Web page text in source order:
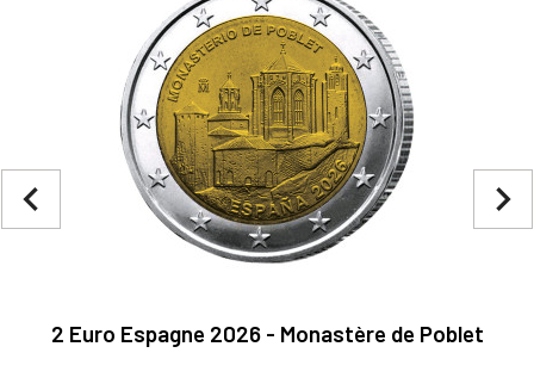
2 Euro Espagne 2026 - Monastère de Poblet
navigate_next
navigate_before